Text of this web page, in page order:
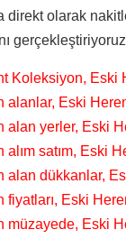
direkt olarak
Koleksiyon, Eski
alanlar, Eski
alan yerler, Eski
alım satım, Eski
alan dükkanlar,
fiyatları, Eski
müzayede, Eski